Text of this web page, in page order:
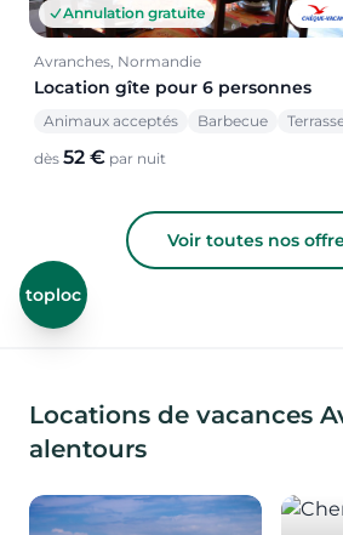
Annulation gratuite
Avranches, Normandie
Location gîte pour 6 personnes
Animaux acceptés Barbecue
dès 52 € par nuit
Voir toutes nos
toploc
Locations de vacances
alentours